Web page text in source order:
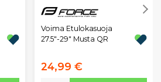
Voima Etulokasuoja
27.5"-29" Musta QR
24,99 €